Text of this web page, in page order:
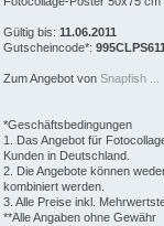
Gültig bis: 11.06.2011
Gutscheincode*: 995CLPS611
Zum Angebot von Snapfish ...
*Geschäftsbedingungen
1. Das Angebot für
Kunden in Deutschland.
2. Die Angebote können
kombiniert werden.
3. Alle Preise inkl.
**Alle Angaben ohne Gewähr